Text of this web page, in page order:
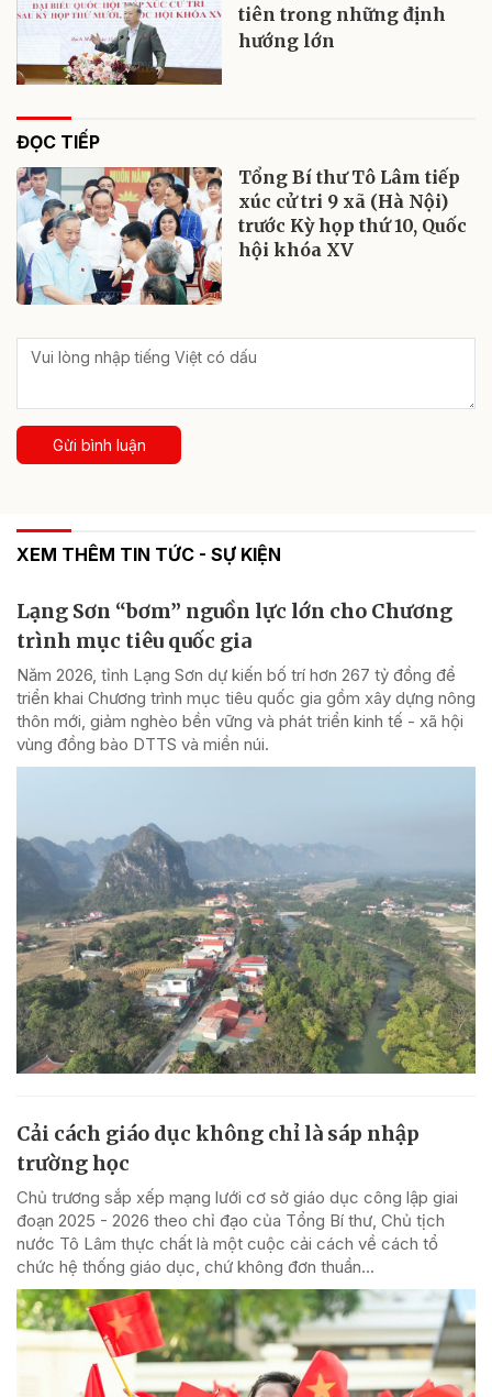
tiên trong những định
hướng lớn
ĐỌC TIẾP
Tổng Bí thư Tô Lâm tiếp
xúc cử tri 9 xã (Hà Nội)
trước Kỳ họp thứ 10, Quốc
hội khóa XV
Gửi bình luận
XEM THÊM TIN TỨC - SỰ KIỆN
Lạng Sơn “bơm” nguồn lực lớn cho Chương
trình mục tiêu quốc gia
Năm 2026, tỉnh Lạng Sơn dự kiến bố trí hơn 267 tỷ đồng để
triển khai Chương trình mục tiêu quốc gia gồm xây dựng nông
thôn mới, giảm nghèo bền vững và phát triển kinh tế - xã hội
vùng đồng bào DTTS và miền núi.
Cải cách giáo dục không chỉ là sáp nhập
trường học
Chủ trương sắp xếp mạng lưới cơ sở giáo dục công lập giai
đoạn 2025 - 2026 theo chỉ đạo của Tổng Bí thư, Chủ tịch
nước Tô Lâm thực chất là một cuộc cải cách về cách tổ
chức hệ thống giáo dục, chứ không đơn thuần...